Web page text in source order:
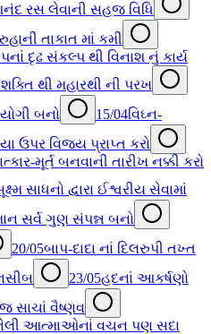
રસ લેવાની સહજ વિધિ
તાકાત માં કમી
દૃઢ સંકલ્પ થી વિનાશ નું કાર્ય
થી મહારથી ની પરખ
બનો 15/04વિઘ્ન-
ઉપર વિજય પ્રાપ્ત કરો
મૂર્ત બનવાની તારીખ નક્કી કરો
સાધનો દ્વારા ઈશ્વરીય સેવામાં
સર્વ ગુણ સંપન્ન બનો
20/05બાપ-દાદા નાં દિલરુપી તખ્ત
23/05હદનાં આકર્ષણો
સાચાં વૈષ્ણવ
આત્માઓનાં વચન પણ સદા